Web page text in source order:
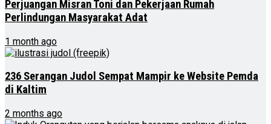
Perjuangan Misran Toni dan Pekerjaan Rumah
Perlindungan Masyarakat Adat
1 month ago
236 Serangan Judol Sempat Mampir ke Website Pemda
di Kaltim
2 months ago